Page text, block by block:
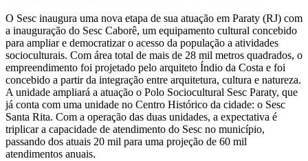
O Sesc inaugura uma nova etapa de sua atuação em Paraty (RJ) com
a inauguração do Sesc Caborê, um equipamento cultural concebido
para ampliar e democratizar o acesso da população a atividades
socioculturais. Com área total de mais de 28 mil metros quadrados, o
empreendimento foi projetado pelo arquiteto Índio da Costa e foi
concebido a partir da integração entre arquitetura, cultura e natureza.
A unidade ampliará a atuação o Polo Sociocultural Sesc Paraty, que
já conta com uma unidade no Centro Histórico da cidade: o Sesc
Santa Rita. Com a operação das duas unidades, a expectativa é
triplicar a capacidade de atendimento do Sesc no município,
passando dos atuais 20 mil para uma projeção de 60 mil
atendimentos anuais.